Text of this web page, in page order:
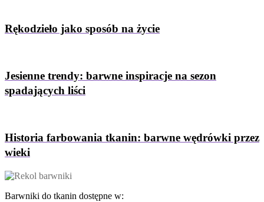
Rękodzieło jako sposób na życie
Jesienne trendy: barwne inspiracje na sezon
spadających liści
Historia farbowania tkanin: barwne wędrówki przez
wieki
Barwniki do tkanin dostępne w: